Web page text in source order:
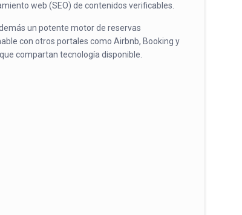
web (SEO) de contenidos verificables.
un potente motor de reservas
con otros portales como Airbnb, Booking y
compartan tecnología disponible.